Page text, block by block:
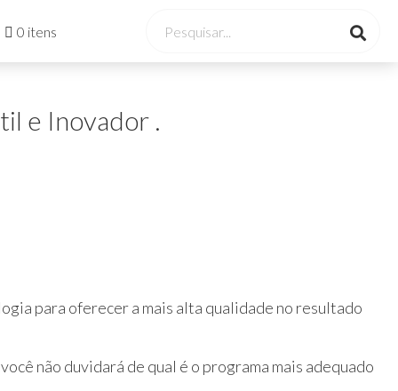
0 itens
e Inovador .
para oferecer a mais alta qualidade no resultado
não duvidará de qual é o programa mais adequado